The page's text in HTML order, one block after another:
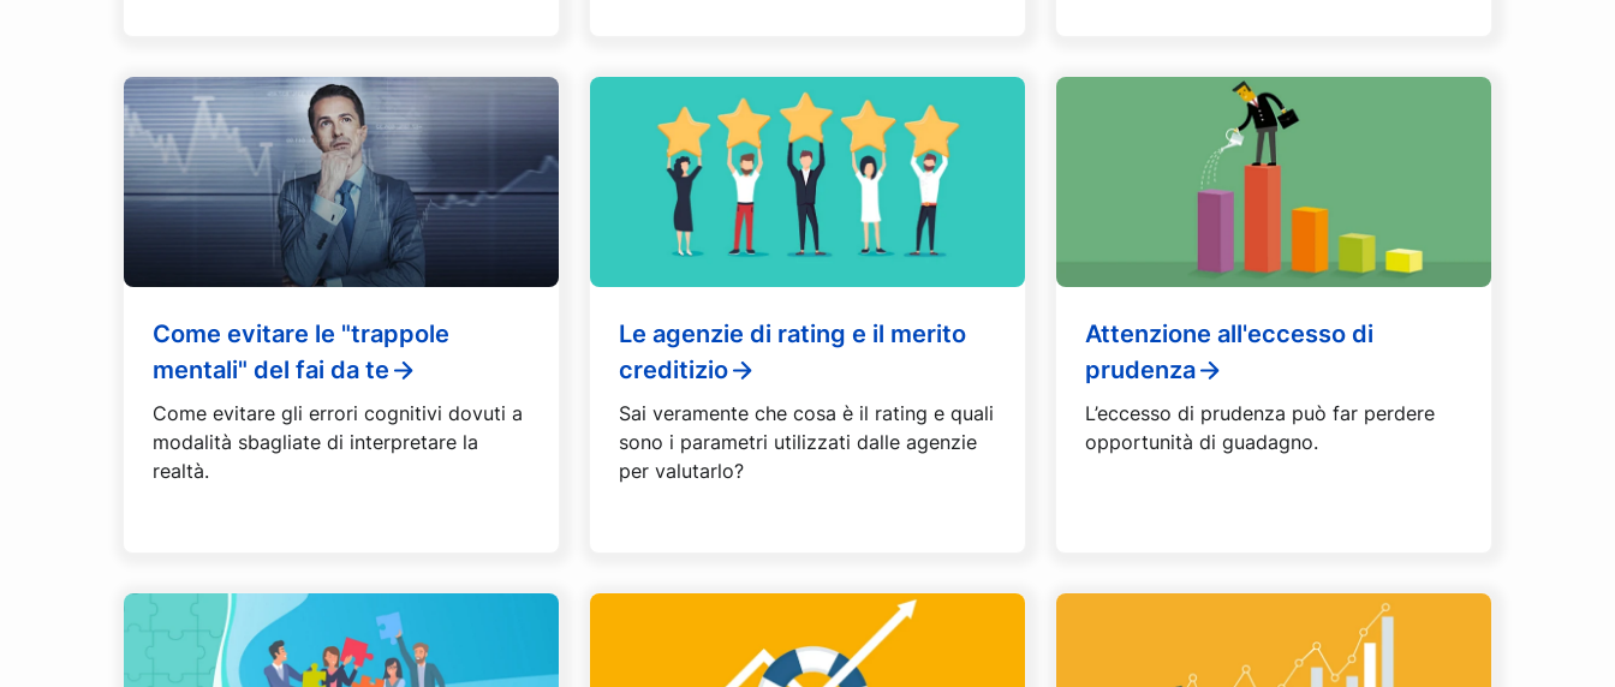
Come evitare le "trappole
mentali" del fai da te
Come evitare gli errori cognitivi dovuti a
modalità sbagliate di interpretare la
realtà.
Le agenzie di rating e il merito
creditizio
Sai veramente che cosa è il rating e quali
sono i parametri utilizzati dalle agenzie
per valutarlo?
Attenzione all'eccesso di
prudenza
L’eccesso di prudenza può far perdere
opportunità di guadagno.